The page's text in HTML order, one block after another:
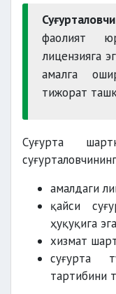
Суғурталовчи
фаолият
лицензияга
амалга
тижорат
Суғурта
амалдаги
қайси
ҳуқуқига
хизмат
суғурта
тартибини